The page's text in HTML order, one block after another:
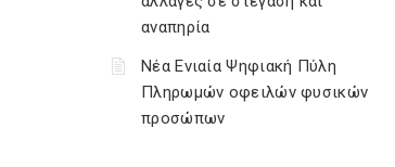
αναπηρία
Νέα Ενιαία Ψηφιακή Πύλη
Πληρωμών οφειλών φυσικών
προσώπων